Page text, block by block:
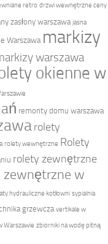
retro drzwi wewnętrzne ceny
zasłony warszawa jasna
Warszawa markizy
warszawa
okienne w
remonty domu warszawa
rolety
rolety wewnętrzne Rolety
rolety zewnętrzne
zewnętrzne w
hydrauliczne kotłowni sypialnia
grzewcza vertikale w
Warszawie zbiorniki na wodę pitną